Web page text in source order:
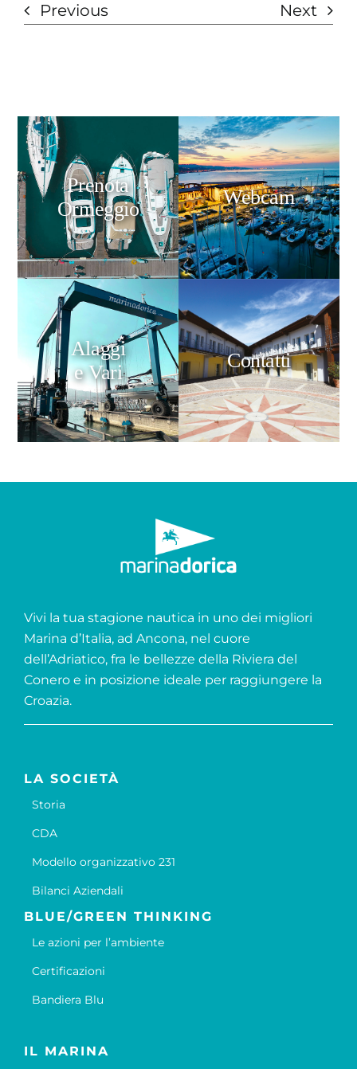
Previous Next
Prenota
Ormeggio
Webcam
Alaggi
e Vari
Contatti
Vivi la tua stagione nautica in uno dei migliori
Marina d’Italia, ad Ancona, nel cuore
dell’Adriatico, fra le bellezze della Riviera del
Conero e in posizione ideale per raggiungere la
Croazia.
LA SOCIETÀ
Storia
CDA
Modello organizzativo 231
Bilanci Aziendali
BLUE/GREEN THINKING
Le azioni per l’ambiente
Certificazioni
Bandiera Blu
IL MARINA